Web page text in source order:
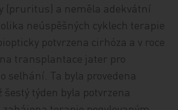
(pruritus) a neměla adekvátní
neúspěšných cyklech terapie
potvrzena cirhóza a v roce
transplantace jater pro
selhání. Ta byla provedena
šestý týden byla potvrzena